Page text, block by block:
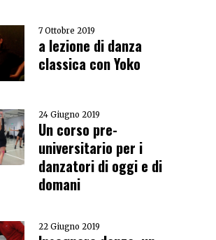
7 Ottobre 2019
a lezione di danza
classica con Yoko
24 Giugno 2019
Un corso pre-
universitario per i
danzatori di oggi e di
domani
22 Giugno 2019